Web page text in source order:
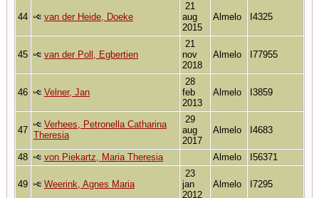
44 van der Heide, Doeke
21
aug
2015
Almelo I4325
45 van der Poll, Egbertien
21
nov
2018
Almelo I77955
46 Velner, Jan
28
feb
2013
Almelo I3859
47
Verhees, Petronella Catharina
Theresia
29
aug
2017
Almelo I4683
48 von Piekartz, Maria Theresia Almelo I56371
49 Weerink, Agnes Maria
23
jan
2012
Almelo I7295